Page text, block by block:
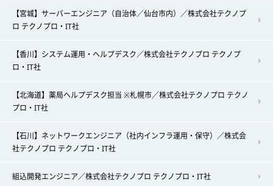
【宮城】サーバーエンジニア（自治体／仙台市内）／株式会社テクノプ
ロ テクノプロ・IT社
【香川】システム運用・ヘルプデスク／株式会社テクノプロ テクノプ
ロ・IT社
【北海道】薬局ヘルプデスク担当 ※札幌市／株式会社テクノプロ テクノ
プロ・IT社
【石川】ネットワークエンジニア（社内インフラ運用・保守）／株式会
社テクノプロ テクノプロ・IT社
組込開発エンジニア／株式会社テクノプロ テクノプロ・IT社